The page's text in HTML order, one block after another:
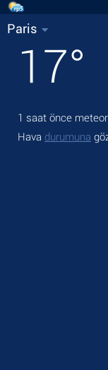
Paris
17°
1 saat önce
Hava durumuna